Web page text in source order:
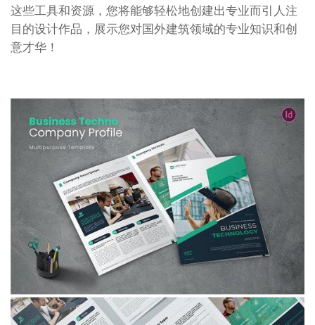
这些工具和资源，您将能够轻松地创建出专业而引人注
目的设计作品，展示您对国外建筑领域的专业知识和创
意才华！